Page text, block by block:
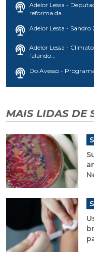
Adelor Lessa -
reforma da...
Adelor Lessa -
Adelor Lessa -
falando...
Do Avesso -
MAIS LIDAS DE